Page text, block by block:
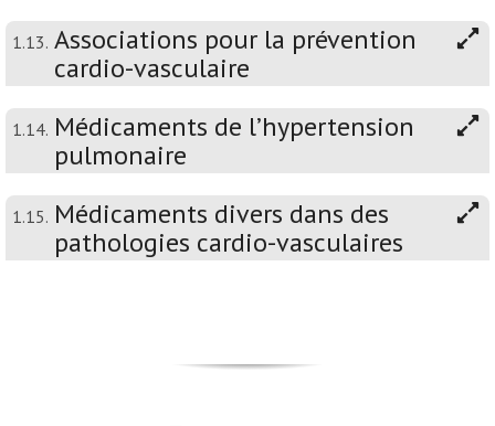
1.13. Associations pour la prévention
cardio-vasculaire
1.14. Médicaments de l’hypertension
pulmonaire
1.15. Médicaments divers dans des
pathologies cardio-vasculaires